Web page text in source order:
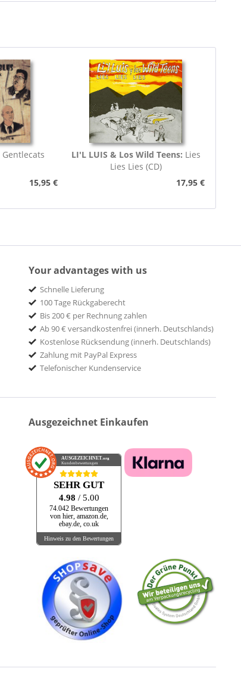
Gentlecats
15,95 €
LI'L LUIS & Los Wild Teens: Lies
Lies Lies (CD)
17,95 €
Your advantages with us
Schnelle Lieferung
100 Tage Rückgaberecht
Bis 200 € per Rechnung zahlen
Ab 90 € versandkostenfrei (innerh. Deutschlands)
Kostenlose Rücksendung (innerh. Deutschlands)
Zahlung mit PayPal Express
Telefonischer Kundenservice
Ausgezeichnet Einkaufen
AUSGEZEICHNET.org
Kundenbewertungen
SEHR GUT
4.98 / 5.00
74.042 Bewertungen
von hier, amazon.de,
ebay.de, co.uk
Hinweis zu den Bewertungen